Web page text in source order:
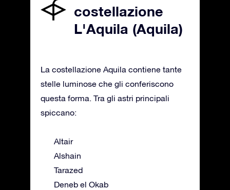
costellazione
L'Aquila (Aquila)
La costellazione Aquila contiene tante
stelle luminose che gli conferiscono
questa forma. Tra gli astri principali
spiccano:
Altair
Alshain
Tarazed
Deneb el Okab